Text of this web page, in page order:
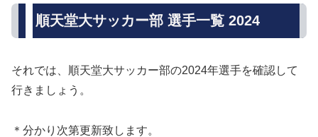
順天堂大サッカー部 選手一覧 2024
それでは、順天堂大サッカー部の2024年選手を確認して
行きましょう。
＊分かり次第更新致します。